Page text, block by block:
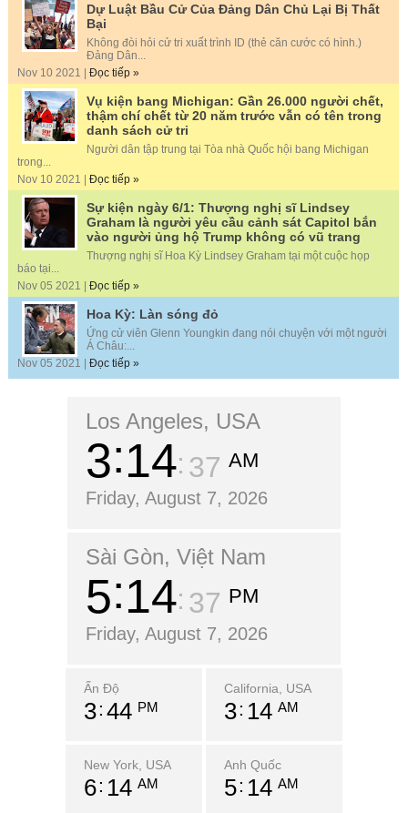
Dự Luật Bầu Cử Của Đảng Dân Chủ Lại Bị Thất
Bại
Không đòi hỏi cử tri xuất trình ID (thẻ căn cước có hình.)
Đảng Dân...
Nov 10 2021 | Đọc tiếp »
Vụ kiện bang Michigan: Gần 26.000 người chết,
thậm chí chết từ 20 năm trước vẫn có tên trong
danh sách cử tri
Người dân tập trung tại Tòa nhà Quốc hội bang Michigan
trong...
Nov 10 2021 | Đọc tiếp »
Sự kiện ngày 6/1: Thượng nghị sĩ Lindsey
Graham là người yêu cầu cảnh sát Capitol bắn
vào người ủng hộ Trump không có vũ trang
Thượng nghị sĩ Hoa Kỳ Lindsey Graham tại một cuộc họp
báo tại...
Nov 05 2021 | Đọc tiếp »
Hoa Kỳ: Làn sóng đỏ
Ứng cử viên Glenn Youngkin đang nói chuyện với một người
Á Châu:...
Nov 05 2021 | Đọc tiếp »
Los Angeles, USA
3 14 39 AM
Friday, August 7, 2026
Sài Gòn, Việt Nam
5 14 39 PM
Friday, August 7, 2026
Ấn Độ
3 44 PM
California, USA
3 14 AM
New York, USA
6 14 AM
Anh Quốc
5 14 AM